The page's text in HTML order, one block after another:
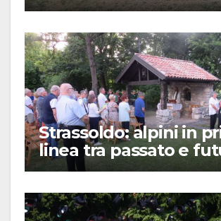
Strassoldo: alpini in
linea tra passato e